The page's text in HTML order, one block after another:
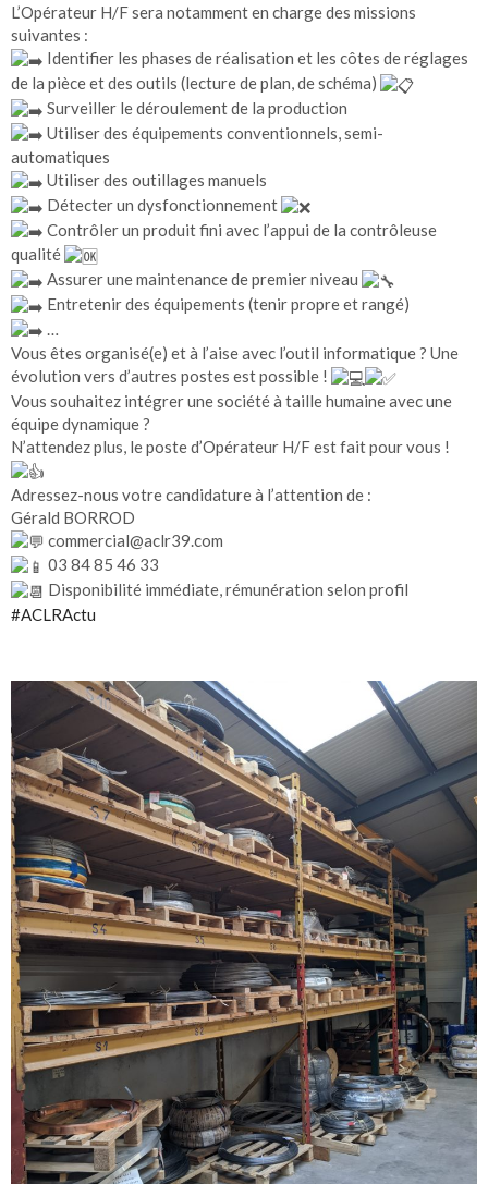
L’Opérateur H/F sera notamment en charge des missions
suivantes :
Identifier les phases de réalisation et les côtes de réglages
de la pièce et des outils (lecture de plan, de schéma)
Surveiller le déroulement de la production
Utiliser des équipements conventionnels, semi-
automatiques
Utiliser des outillages manuels
Détecter un dysfonctionnement
Contrôler un produit fini avec l’appui de la contrôleuse
qualité
Assurer une maintenance de premier niveau
Entretenir des équipements (tenir propre et rangé)
Vous êtes organisé(e) et à l’aise avec l’outil informatique ? Une
évolution vers d’autres postes est possible !
Vous souhaitez intégrer une société à taille humaine avec une
équipe dynamique ?
N’attendez plus, le poste d’Opérateur H/F est fait pour vous !
Adressez-nous votre candidature à l’attention de :
Gérald BORROD
commercial@aclr39.com
03 84 85 46 33
Disponibilité immédiate, rémunération selon profil
#ACLRActu